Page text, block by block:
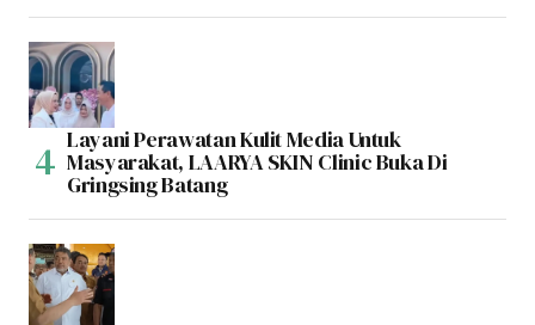
Layani Perawatan Kulit Media Untuk
Masyarakat, LAARYA SKIN Clinic Buka Di
Gringsing Batang